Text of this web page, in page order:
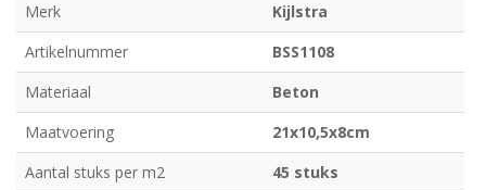
Merk
Kijlstra
Artikelnummer
BSS1108
Materiaal
Beton
Maatvoering
21x10,5x8cm
Aantal stuks per m2
45 stuks